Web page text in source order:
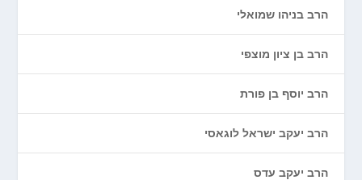
הרב בניהו שמואלי
הרב בן ציון מוצפי
הרב יוסף בן פורת
הרב יעקב ישראל לוגאסי
הרב יעקב עדס